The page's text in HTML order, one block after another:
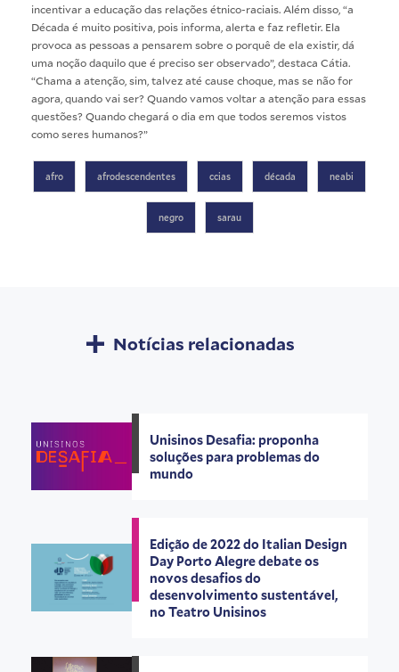
incentivar a educação das relações étnico-raciais. Além disso, “a
Década é muito positiva, pois informa, alerta e faz refletir. Ela
provoca as pessoas a pensarem sobre o porquê de ela existir, dá
uma noção daquilo que é preciso ser observado”, destaca Cátia.
“Chama a atenção, sim, talvez até cause choque, mas se não for
agora, quando vai ser? Quando vamos voltar a atenção para essas
questões? Quando chegará o dia em que todos seremos vistos
como seres humanos?”
afro afrodescendentes ccias década neabi
negro sarau
Notícias relacionadas
Unisinos Desafia: proponha
soluções para problemas do
mundo
Edição de 2022 do Italian Design
Day Porto Alegre debate os
novos desafios do
desenvolvimento sustentável,
no Teatro Unisinos